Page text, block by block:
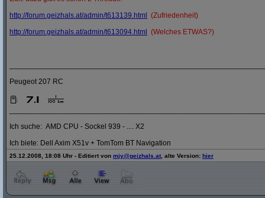
http://forum.geizhals.at/admin/t613139.html
(Zufriedenheit)
http://forum.geizhals.at/admin/t613094.html (Welches ETWAS?)
Peugeot 207 RC
Ich suche: AMD CPU - Sockel 939 - .... X2
Ich biete: Dell Axim X51v + TomTom BT Navigation
25.12.2008, 18:08 Uhr - Editiert von mjy@geizhals.at , alte Version: hier